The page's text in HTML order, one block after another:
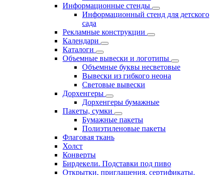
Информационные стенды
Информационный стенд для детского
сада
Рекламные конструкции
Календари
Каталоги
Объемные вывески и логотипы
Объемные буквы несветовые
Вывески из гибкого неона
Световые вывески
Дорхенгеры
Дорхенгеры бумажные
Пакеты, сумки
Бумажные пакеты
Полиэтиленовые пакеты
Флаговая ткань
Холст
Конверты
Бирдекели. Подставки под пиво
Открытки, приглашения, сертификаты.